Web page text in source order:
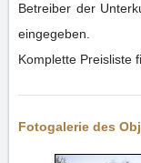
Betreiber der
eingegeben.
Komplette Preisliste
Fotogalerie des